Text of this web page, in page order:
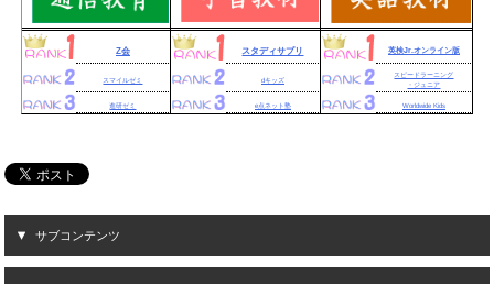
Z会 スタディサプリ 英検Jr.オンライン版
スマイルゼミ dキッズ
スピードラーニング
・ジュニア
進研ゼミ e点ネット塾 Worldwide Kids
サブコンテンツ